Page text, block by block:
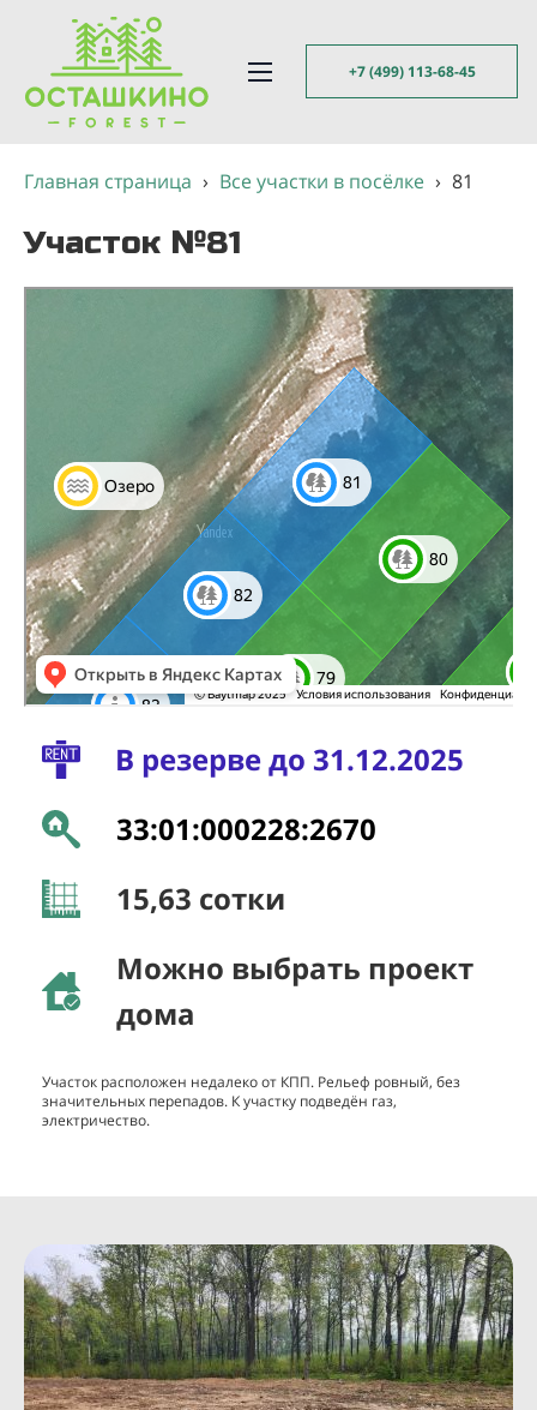
+7 (499) 113-68-45
Главная страница › Все участки в посёлке › 81
Участок №81
Яндекс Карты — транспорт, навигация, поиск мест
В резерве до 31.12.2025
33:01:000228:2670
15,63 сотки
Можно выбрать проект
дома
Участок расположен недалеко от КПП. Рельеф ровный, без
значительных перепадов. К участку подведён газ,
электричество.